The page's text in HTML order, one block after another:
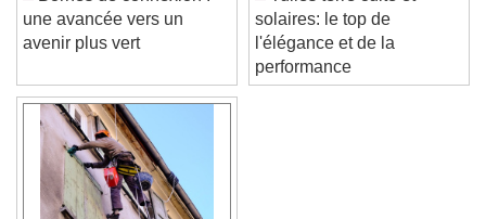
Bornes de connexion :
une avancée vers un
Tuiles terre cuite et
solaires: le top de
l'élégance et de la
performance